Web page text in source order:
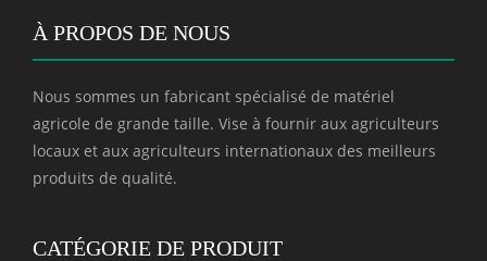
À PROPOS DE NOUS
Nous sommes un fabricant spécialisé de matériel
agricole de grande taille. Vise à fournir aux agriculteurs
locaux et aux agriculteurs internationaux des meilleurs
produits de qualité.
CATÉGORIE DE PRODUIT